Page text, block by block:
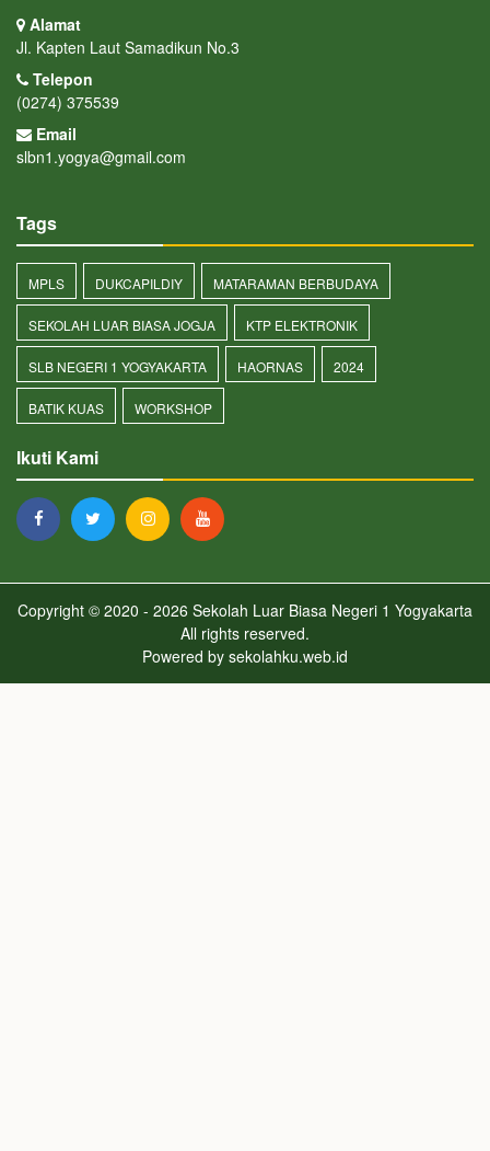
Alamat
Jl. Kapten Laut Samadikun No.3
Telepon
(0274) 375539
Email
slbn1.yogya@gmail.com
Tags
MPLS DUKCAPILDIY MATARAMAN BERBUDAYA
SEKOLAH LUAR BIASA JOGJA KTP ELEKTRONIK
SLB NEGERI 1 YOGYAKARTA HAORNAS 2024
BATIK KUAS WORKSHOP
Ikuti Kami
Copyright © 2020 - 2026 Sekolah Luar Biasa Negeri 1 Yogyakarta
All rights reserved.
Powered by sekolahku.web.id